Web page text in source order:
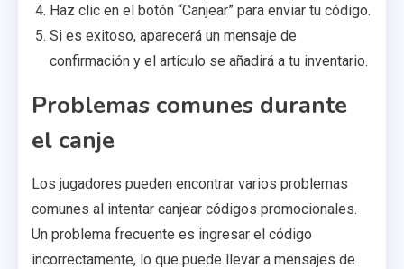
Haz clic en el botón “Canjear” para enviar tu código.
Si es exitoso, aparecerá un mensaje de
confirmación y el artículo se añadirá a tu inventario.
Problemas comunes durante
el canje
Los jugadores pueden encontrar varios problemas
comunes al intentar canjear códigos promocionales.
Un problema frecuente es ingresar el código
incorrectamente, lo que puede llevar a mensajes de